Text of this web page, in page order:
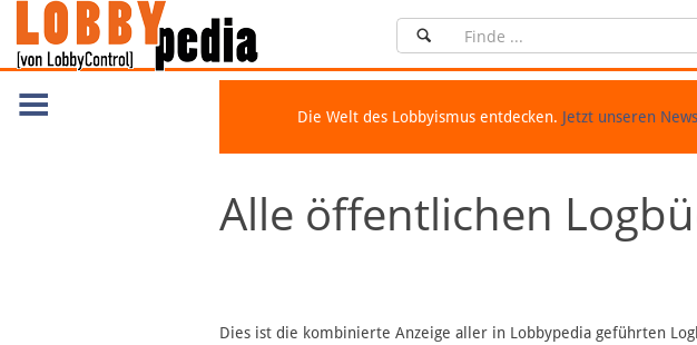
Die Welt des Lobbyismus entdecken. Jetzt unseren
Alle öffentlichen
Dies ist die kombinierte Anzeige aller in Lobbypedia geführten